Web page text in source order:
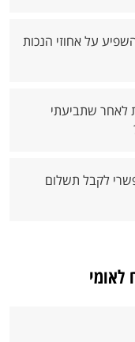
על אחוזי הנכות
לאחר שתביעתי
לקבל תשלום
לאומי